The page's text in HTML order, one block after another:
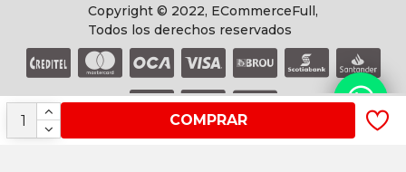
COMPRAR
Copyright © 2022, ECommerceFull,
Todos los derechos reservados